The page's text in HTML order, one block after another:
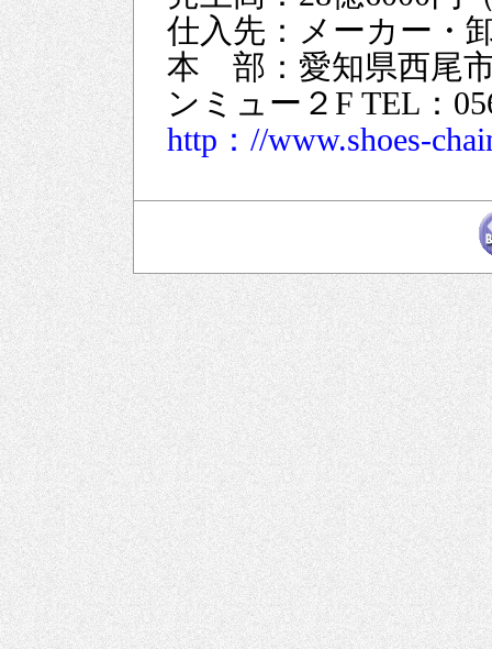
仕入先：メーカー・
本 部：愛知県西尾
ンミュー２F TEL：
http：//www.shoes-